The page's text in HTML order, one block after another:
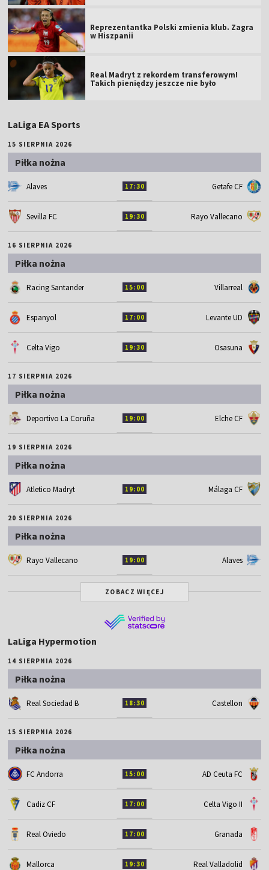
Reprezentantka Polski zmienia klub. Zagra
w Hiszpanii
Real Madryt z rekordem transferowym!
Takich pieniędzy jeszcze nie było
LaLiga EA Sports
15 SIERPNIA 2026
Piłka nożna
Alaves 17:30 Getafe CF
Sevilla FC 19:30 Rayo Vallecano
16 SIERPNIA 2026
Piłka nożna
Racing Santander 15:00 Villarreal
Espanyol 17:00 Levante UD
Celta Vigo 19:30 Osasuna
17 SIERPNIA 2026
Piłka nożna
Deportivo La Coruña 19:00 Elche CF
19 SIERPNIA 2026
Piłka nożna
Atletico Madryt 19:00 Málaga CF
20 SIERPNIA 2026
Piłka nożna
Rayo Vallecano 19:00 Alaves
ZOBACZ WIĘCEJ
LaLiga Hypermotion
14 SIERPNIA 2026
Piłka nożna
Real Sociedad B 18:30 Castellon
15 SIERPNIA 2026
Piłka nożna
FC Andorra 15:00 AD Ceuta FC
Cadiz CF 17:00 Celta Vigo II
Real Oviedo 17:00 Granada
Mallorca 19:30 Real Valladolid